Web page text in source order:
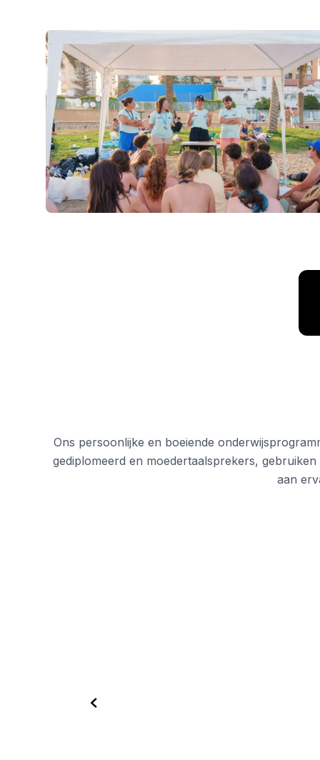
Barcelona
Zomerkamp
Jonge volwassenen
Madrid
Zomerkamp
Jonge volwassenen
Málaga
Zomerkamp
Jonge volwassenen
Costa Rica
Zomerkamp
Programma's op leeftijd
Ons persoonlijke en boeiende
gediplomeerd en moedertaalsprekers,
aan